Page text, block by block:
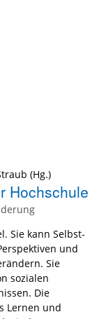
(Hg.)
Hochschule
Sie kann Selbst-
und
Sie
sozialen
Die
Lernen und